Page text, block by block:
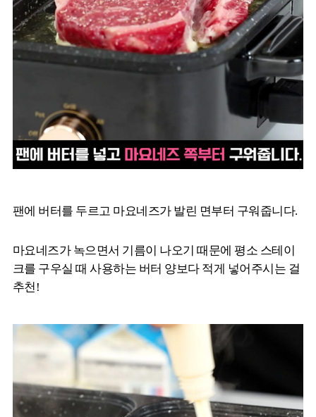
팬에 버터를 두르고 마요네즈가 발린 면부터 구워줍니다.
마요네즈가 녹으면서 기름이 나오기 때문에 평소 스테이
크를 구우실 때 사용하는 버터 양보다 적게 넣어주시는 걸
추천!